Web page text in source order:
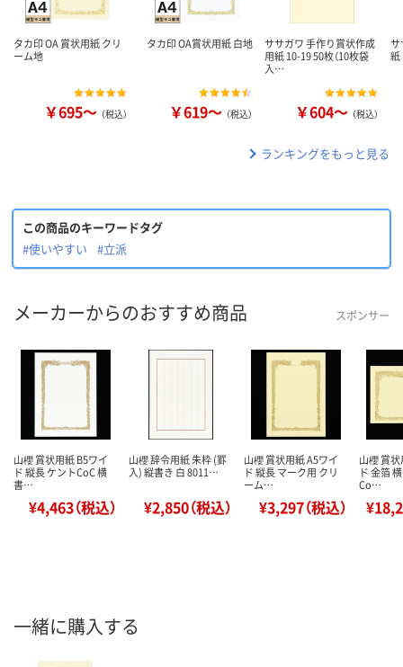
タカ印 OA 賞状用紙 クリ
ーム地
￥695～ （税込）
タカ印 OA賞状用紙 白地
￥619～ （税込）
ササガワ 手作り賞状作成
用紙 10-19 50枚（10枚袋
入…
￥604～ （税込）
サ
紙
ランキングをもっと見る
この商品のキーワードタグ
#使いやすい
#立派
メーカーからのおすすめ商品 スポンサー
山櫻 賞状用紙 B5ワイ
ド 縦長 ケントCoC 横
書…
¥4,463（税込）
山櫻 辞令用紙 朱枠 (罫
入) 縦書き 白 8011…
¥2,850（税込）
山櫻 賞状用紙 A5ワイ
ド 縦長 マーク用 クリ
ーム…
¥3,297（税込）
山櫻 賞
ド 金箔
Co…
一緒に購入する